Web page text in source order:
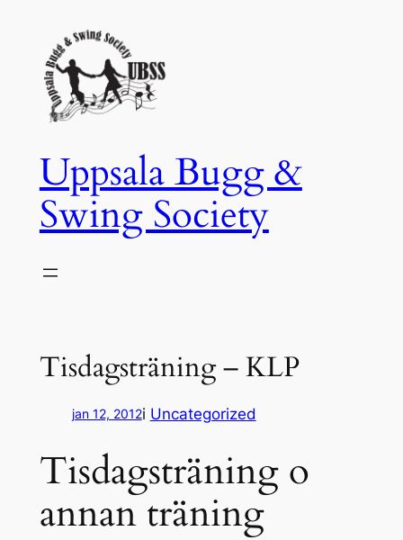
innehåll
Uppsala Bugg &
Swing Society
Tisdagsträning – KLP
jan 12, 2012i Uncategorized
Tisdagsträning o
annan träning